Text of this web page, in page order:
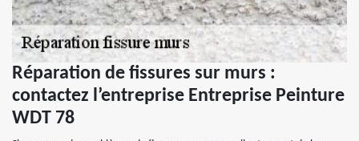
Réparation de fissures sur murs :
contactez l’entreprise Entreprise Peinture
WDT 78